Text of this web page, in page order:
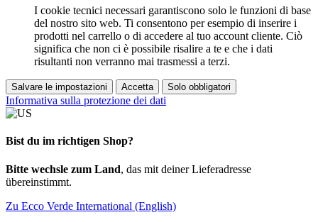
I cookie tecnici necessari garantiscono solo le funzioni di base
del nostro sito web. Ti consentono per esempio di inserire i
prodotti nel carrello o di accedere al tuo account cliente. Ciò
significa che non ci è possibile risalire a te e che i dati
risultanti non verranno mai trasmessi a terzi.
Salvare le impostazioni Accetta Solo obbligatori
Informativa sulla protezione dei dati
Bist du im richtigen Shop?
Bitte wechsle zum Land, das mit deiner Lieferadresse
übereinstimmt.
Zu Ecco Verde International (English)